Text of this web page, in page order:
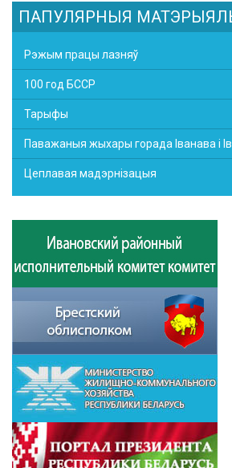
ПАПУЛЯРНЫЯ
Рэжым працы лазняў
100 год БССР
Тарыфы
Паважаныя жыхары горада Іванава і
Цеплавая мадэрнізацыя